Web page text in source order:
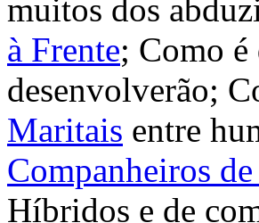
muitos dos
à Frente; Como é
desenvolverão;
Maritais entre
Companheiros
Híbridos e de